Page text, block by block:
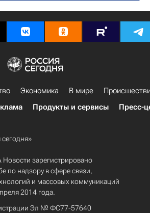
Украины
Экономика В мире
Продукты и сервисы Пресс-
зарегистрировано
по надзору в сфере связи,
и массовых коммуникаций
2014 года.
Эл № ФС77-57640